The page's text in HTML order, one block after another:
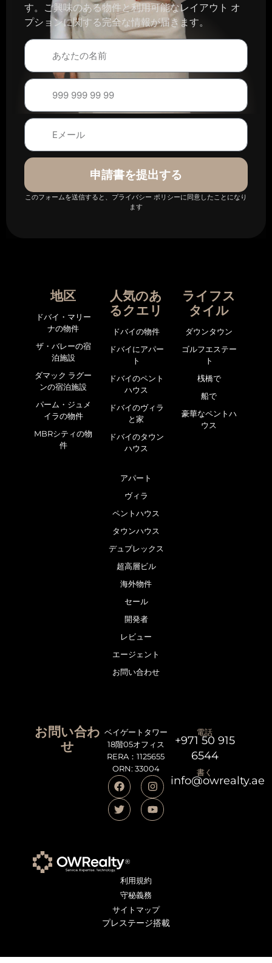
す。ご興味のある物件と利用可能なレイアウト オ
プションに関する完全な情報が届きます。
申請書を提出する
このフォームを送信すると、プライバシー ポリシーに同意したことになり
ます
地区
ドバイ・マリー
ナの物件
ザ・バレーの宿
泊施設
ダマック ラグー
ンの宿泊施設
パーム・ジュメ
イラの物件
MBRシティの物
件
人気のあ
るクエリ
ドバイの物件
ドバイにアパー
ト
ドバイのペント
ハウス
ドバイのヴィラ
と家
ドバイのタウン
ハウス
ライフス
タイル
ダウンタウン
ゴルフエステー
ト
桟橋で
船で
豪華なペントハ
ウス
アパート
ヴィラ
ペントハウス
タウンハウス
デュプレックス
超高層ビル
海外物件
セール
開発者
レビュー
エージェント
お問い合わせ
お問い合わ
せ
ベイゲートタワー
18階05オフィス
RERA：1125655
ORN: 33004
電話
+971 50 915
6544
書く
info@owrealty.ae
利用規約
守秘義務
サイトマップ
プレステージ搭載